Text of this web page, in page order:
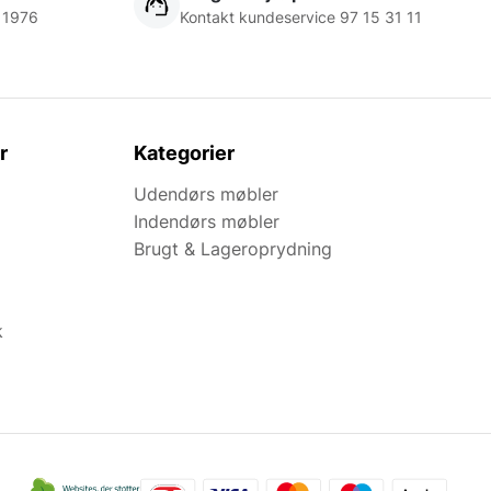
Kontakt kundeservice 97 15 31 11
Kategorier
Udendørs møbler
Indendørs møbler
Brugt & Lageroprydning